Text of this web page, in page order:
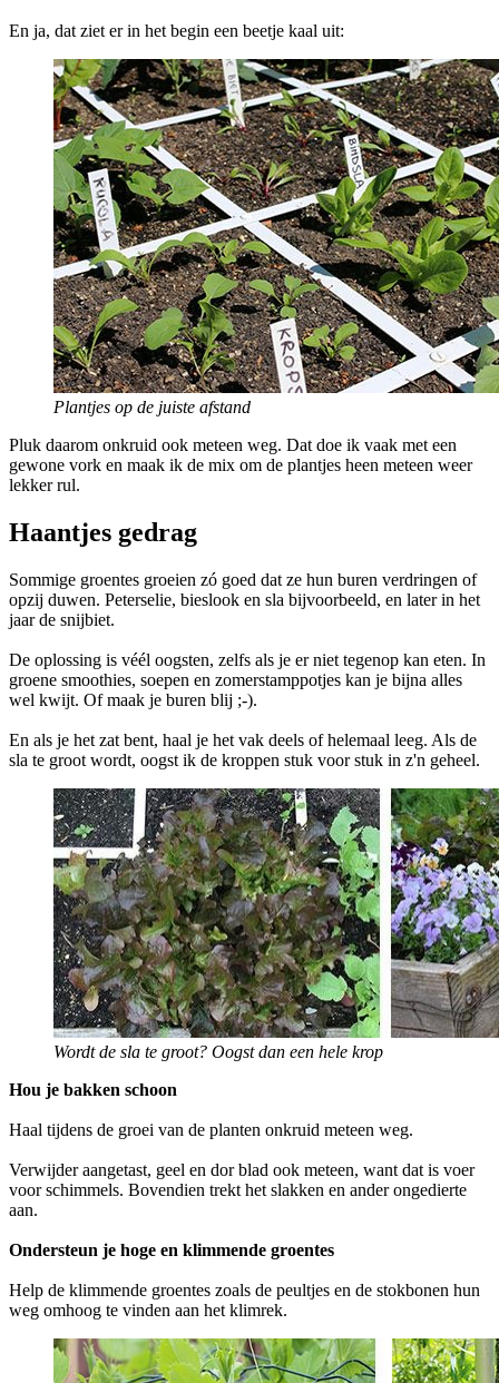
En ja, dat ziet er in het begin een beetje kaal uit:
Plantjes op de juiste afstand
Pluk daarom onkruid ook meteen weg. Dat doe ik vaak met een
gewone vork en maak ik de mix om de plantjes heen meteen weer
lekker rul.
Haantjes gedrag
Sommige groentes groeien zó goed dat ze hun buren verdringen of
opzij duwen. Peterselie, bieslook en sla bijvoorbeeld, en later in het
jaar de snijbiet.
De oplossing is véél oogsten, zelfs als je er niet tegenop kan eten. In
groene smoothies, soepen en zomerstamppotjes kan je bijna alles
wel kwijt. Of maak je buren blij ;-).
En als je het zat bent, haal je het vak deels of helemaal leeg. Als de
sla te groot wordt, oogst ik de kroppen stuk voor stuk in z'n geheel.
Wordt de sla te groot? Oogst dan een hele krop
Hou je bakken schoon
Haal tijdens de groei van de planten onkruid meteen weg.
Verwijder aangetast, geel en dor blad ook meteen, want dat is voer
voor schimmels. Bovendien trekt het slakken en ander ongedierte
aan.
Ondersteun je hoge en klimmende groentes
Help de klimmende groentes zoals de peultjes en de stokbonen hun
weg omhoog te vinden aan het klimrek.